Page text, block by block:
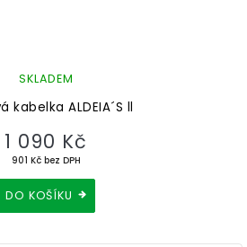
kabelka ALDEIA´S ll
SKLADEM
901 Kč bez DPH
1 090 Kč
DO KOŠÍKU